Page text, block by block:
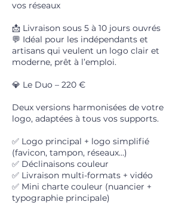
vos réseaux
📩 Livraison sous 5 à 10 jours ouvrés
💬 Idéal pour les indépendants et
artisans qui veulent un logo clair et
moderne, prêt à l’emploi.
💎 Le Duo – 220 €
Deux versions harmonisées de votre
logo, adaptées à tous vos supports.
✅ Logo principal + logo simplifié
(favicon, tampon, réseaux…)
✅ Déclinaisons couleur
✅ Livraison multi-formats + vidéo
✅ Mini charte couleur (nuancier +
typographie principale)